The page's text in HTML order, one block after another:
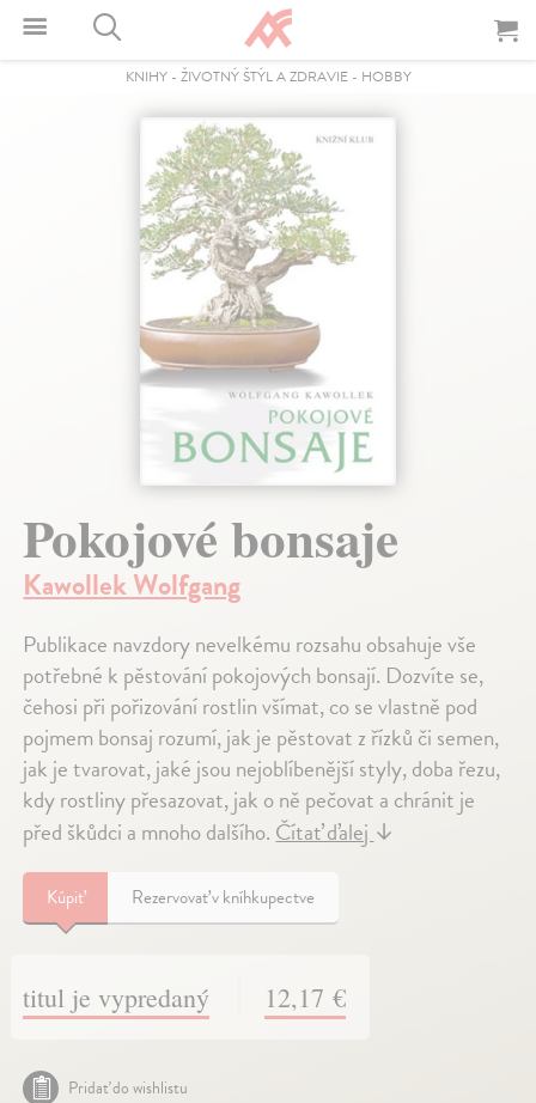
KNIHY- ŽIVOTNÝ ŠTÝL A ZDRAVIE- HOBBY
Pokojové bonsaje
Kawollek Wolfgang
Publikace navzdory nevelkému rozsahu obsahuje vše
potřebné k pěstování pokojových bonsají. Dozvíte se,
čehosi při pořizování rostlin všímat, co se vlastně pod
pojmem bonsaj rozumí, jak je pěstovat z řízků či semen,
jak je tvarovat, jaké jsou nejoblíbenější styly, doba řezu,
kdy rostliny přesazovat, jak o ně pečovat a chránit je
před škůdci a mnoho dalšího.Čítať ďalej↓
Kúpiť Rezervovať v kníhkupectve
titul je vypredaný 12,17 €
Pridať do wishlistu